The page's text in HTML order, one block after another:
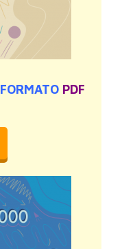
FORMATO PDF